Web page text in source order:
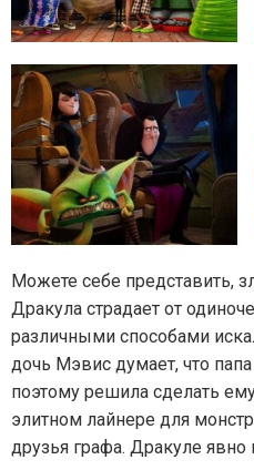
Можете себе представить,
Дракула страдает от
различными способами
дочь Мэвис думает, что
поэтому решила сделать
элитном лайнере для
друзья графа. Дракуле явно